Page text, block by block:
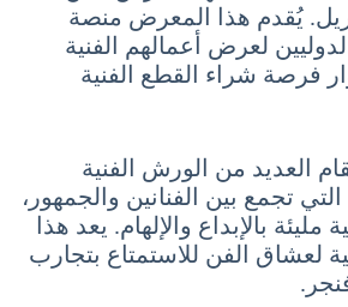
يُقدم هذا المعرض منصة
لعرض أعمالهم الفنية
فرصة شراء القطع الفنية
العديد من الورش الفنية
تجمع بين الفنانين والجمهور،
مليئة بالإبداع والإلهام. يعد هذا
لعشاق الفن للاستمتاع بتجارب